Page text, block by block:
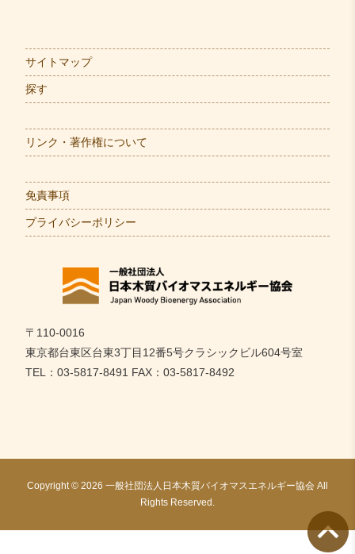
サイトマップ
探す
リンク・著作権について
免責事項
プライバシーポリシー
〒110-0016
東京都台東区台東3丁目12番5号クラシックビル604号室
TEL：03-5817-8491 FAX：03-5817-8492
Copyright © 2026 一般社団法人日本木質バイオマスエネルギー協会 All
Rights Reserved.